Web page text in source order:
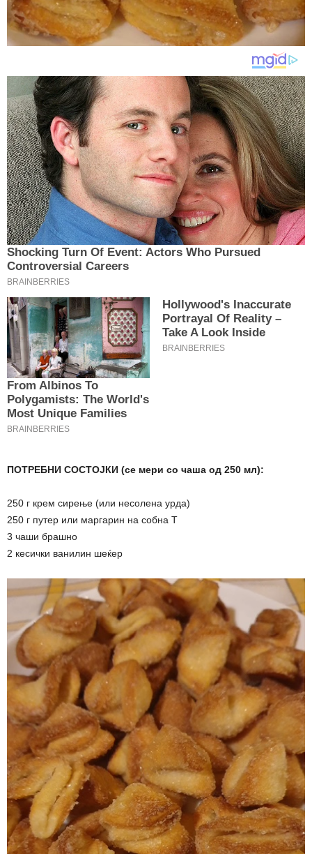
ПОТРЕБНИ СОСТОЈКИ (се мери со чаша од 250 мл):
250 г крем сирење (или несолена урда)
250 г путер или маргарин на собна Т
3 чаши брашно
2 кесички ванилин шеќер